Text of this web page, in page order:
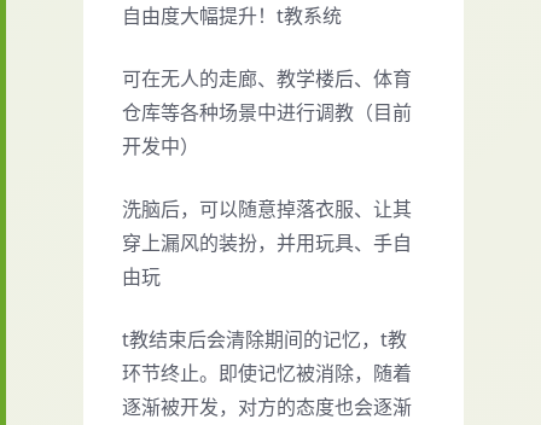
自由度大幅提升！t教系统
可在无人的走廊、教学楼后、体育
仓库等各种场景中进行调教（目前
开发中）
洗脑后，可以随意掉落衣服、让其
穿上漏风的装扮，并用玩具、手自
由玩
t教结束后会清除期间的记忆，t教
环节终止。即使记忆被消除，随着
逐渐被开发，对方的态度也会逐渐